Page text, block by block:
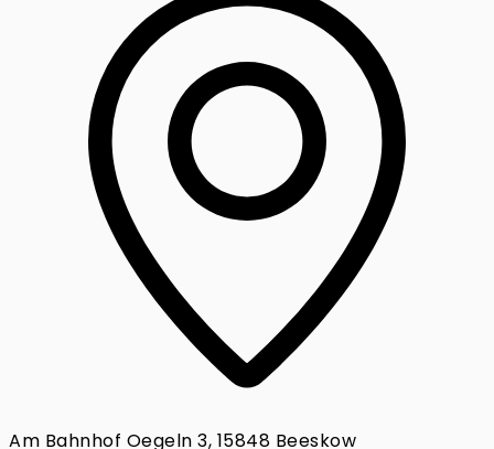
Am Bahnhof Oegeln 3, 15848 Beeskow